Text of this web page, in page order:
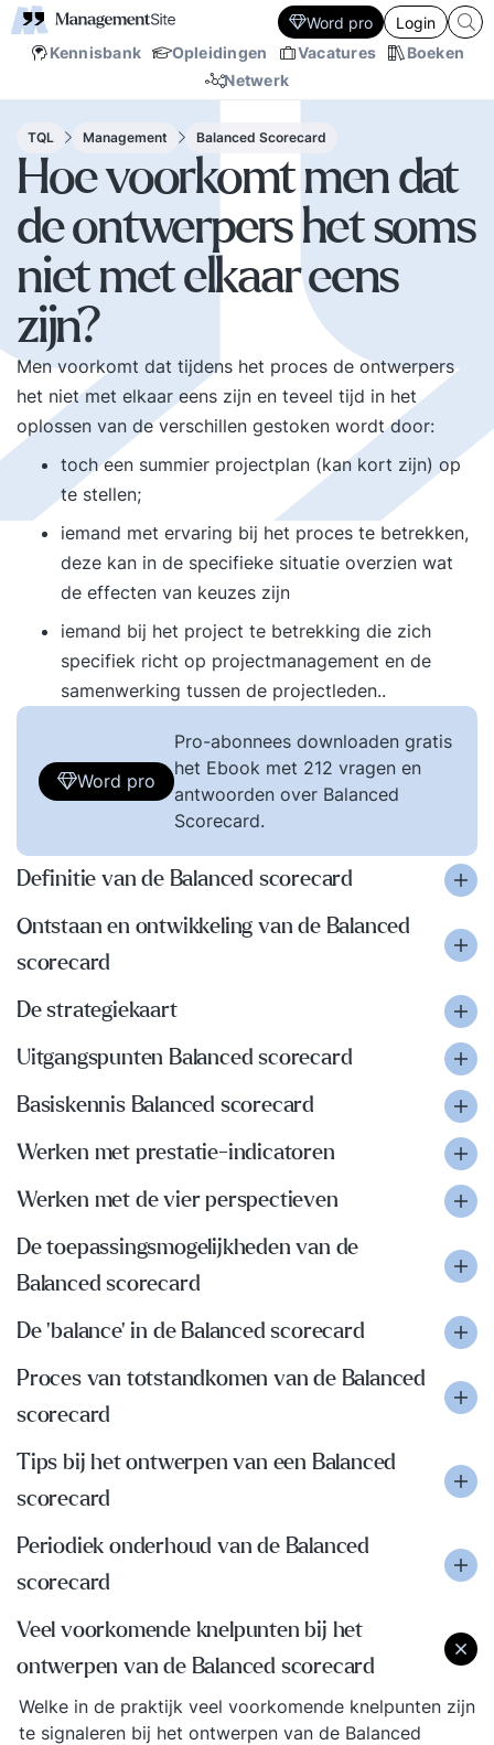
Kennisbank Opleidingen Vacatures
Boeken
Netwerk
Word pro Login
TQL Management Balanced Scorecard
Hoe voorkomt men dat
de ontwerpers het soms
niet met elkaar eens
zijn?
Men voorkomt dat tijdens het proces de ontwerpers
het niet met elkaar eens zijn en teveel tijd in het
oplossen van de verschillen gestoken wordt door:
toch een summier projectplan (kan kort zijn) op
te stellen;
iemand met ervaring bij het proces te betrekken,
deze kan in de specifieke situatie overzien wat
de effecten van keuzes zijn
iemand bij het project te betrekking die zich
specifiek richt op projectmanagement en de
samenwerking tussen de projectleden..
Word pro
Pro-abonnees downloaden gratis
het Ebook met 212 vragen en
antwoorden over Balanced
Scorecard.
Definitie van de Balanced scorecard
Ontstaan en ontwikkeling van de Balanced
scorecard
De strategiekaart
Uitgangspunten Balanced scorecard
Basiskennis Balanced scorecard
Werken met prestatie-indicatoren
Werken met de vier perspectieven
De toepassingsmogelijkheden van de
Balanced scorecard
De 'balance' in de Balanced scorecard
Proces van totstandkomen van de Balanced
scorecard
Tips bij het ontwerpen van een Balanced
scorecard
Periodiek onderhoud van de Balanced
scorecard
Veel voorkomende knelpunten bij het
ontwerpen van de Balanced scorecard
Welke in de praktijk veel voorkomende knelpunten zijn
te signaleren bij het ontwerpen van de Balanced